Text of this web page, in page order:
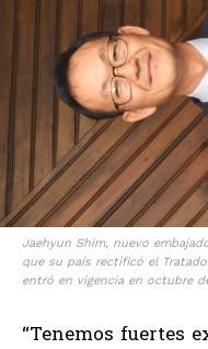
Jaehyun Shim, nuevo
que su país rectificó el
entró en vigencia en octubre
“Tenemos fuertes